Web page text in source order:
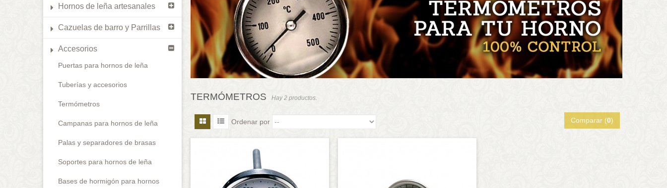
Hornos de leña artesanales
Cazuelas de barro y Parrillas
Accesorios
Puertas para hornos de leña
Tuberías y accesorios
Termómetros
Campanas para hornos de leña
Palas y separadores de brasas
Soportes para hornos de leña
Bases de hormigón para hornos
TERMÓMETROS Hay 2 productos.
Ordenar por Comparar (0)